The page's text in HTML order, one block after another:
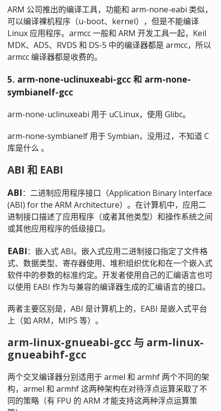
ARM 公司推出的编译工具，功能和 arm-none-eabi 类似，
可以编译裸机程序（u-boot、kernel），但是不能编译
Linux 应用程序。armcc 一般和 ARM 开发工具一起，Keil
MDK、ADS、RVDS 和 DS-5 中的编译器都是 armcc，所以
armcc 编译器都是收费的。
5. arm-none-uclinuxeabi-gcc 和 arm-none-
symbianelf-gcc
arm-none-uclinuxeabi 用于 uCLinux，使用 Glibc。
arm-none-symbianelf 用于 Symbian，没用过，不知道 C
库是什么 。
ABI 和 EABI
ABI：二进制应用程序接口（Application Binary Interface
(ABI) for the ARM Architecture）。在计算机中，应用二
进制接口描述了应用程序（或者其他类型）和操作系统之间
或其他应用程序的低级接口。
EABI：嵌入式 ABI。嵌入式应用二进制接口指定了文件格
式、数据类型、寄存器使用、堆积组织优化和在一个嵌入式
软件中的参数的标准约定。开发者使用自己的汇编语言也可
以使用 EABI 作为与兼容的编译器生成的汇编语言的接口。
两者主要区别是，ABI 是计算机上的，EABI 是嵌入式平台
上（如 ARM，MIPS 等）。
arm-linux-gnueabi-gcc 与 arm-linux-
gnueabihf-gcc
两个交叉编译器分别适用于 armel 和 armhf 两个不同的架
构，armel 和 armhf 这两种架构在对待浮点运算采取了不
同的策略（有 FPU 的 ARM 才能支持这两种浮点运算策